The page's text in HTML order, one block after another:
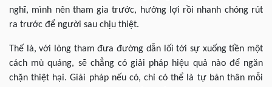
nghĩ, mình nên tham gia trước, hưởng lợi rồi nhanh chóng rút
ra trước để người sau chịu thiệt.
Thế là, với lòng tham đưa đường dẫn lối tới sự xuống tiền một
cách mù quáng, sẽ chẳng có giải pháp hiệu quả nào để ngăn
chặn thiệt hại. Giải pháp nếu có, chỉ có thể là tự bản thân mỗi